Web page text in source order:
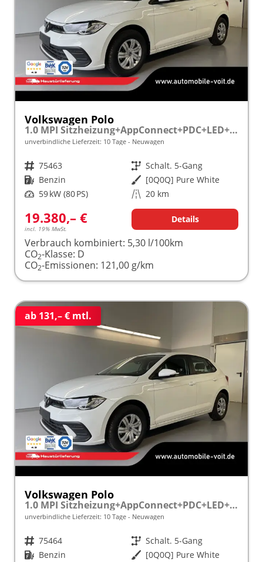
Volkswagen Polo
1.0 MPI Sitzheizung+AppConnect+PDC+LED+Touch+Lichtsensor+MultiLenkrad
unverbindliche Lieferzeit: 10 Tage Neuwagen
Fahrzeugnr. 75463 Getriebe Schalt. 5-Gang
Kraftstoff Benzin Außenfarbe [0Q0Q] Pure White
Leistung 59 kW (80 PS) Kilometerstand 20 km
19.380,– €
incl. 19% MwSt.
Details
Verbrauch kombiniert: 5,30 l/100km
CO2-Klasse: D
CO2-Emissionen: 121,00 g/km
ab 131,– € mtl.
Volkswagen Polo
1.0 MPI Sitzheizung+AppConnect+PDC+LED+Touch+Lichtsensor+MultiLenkrad
unverbindliche Lieferzeit: 10 Tage Neuwagen
Fahrzeugnr. 75464 Getriebe Schalt. 5-Gang
Kraftstoff Benzin Außenfarbe [0Q0Q] Pure White